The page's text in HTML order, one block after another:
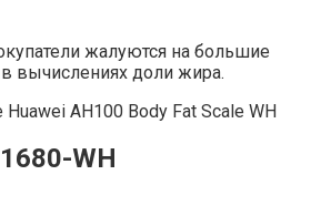
жалуются на большие
вычислениях доли жира.
AH100 Body Fat Scale WH
WH